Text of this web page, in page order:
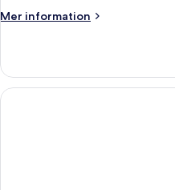
Mer information
Mer